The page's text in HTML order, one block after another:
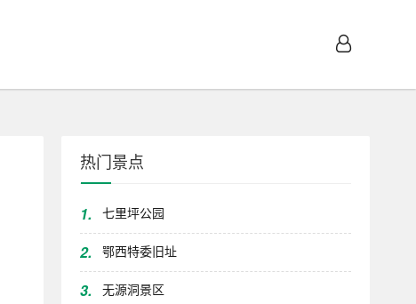
热门景点
1. 七里坪公园
2. 鄂西特委旧址
3. 无源洞景区